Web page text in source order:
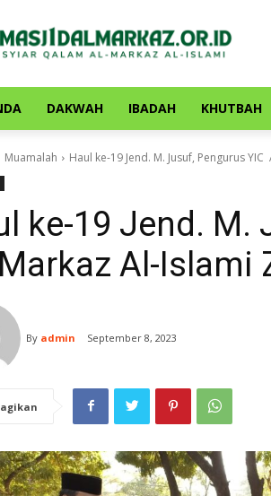
DAKWAH IBADAH KHUTBAH
Muamalah Haul ke-19 Jend. M. Jusuf, Pengurus
ke-19 Jend. M.
Al-Islami
By admin September 8, 2023